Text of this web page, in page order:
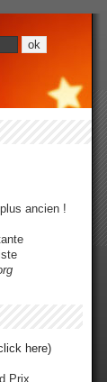
ancien !
here)
Prix